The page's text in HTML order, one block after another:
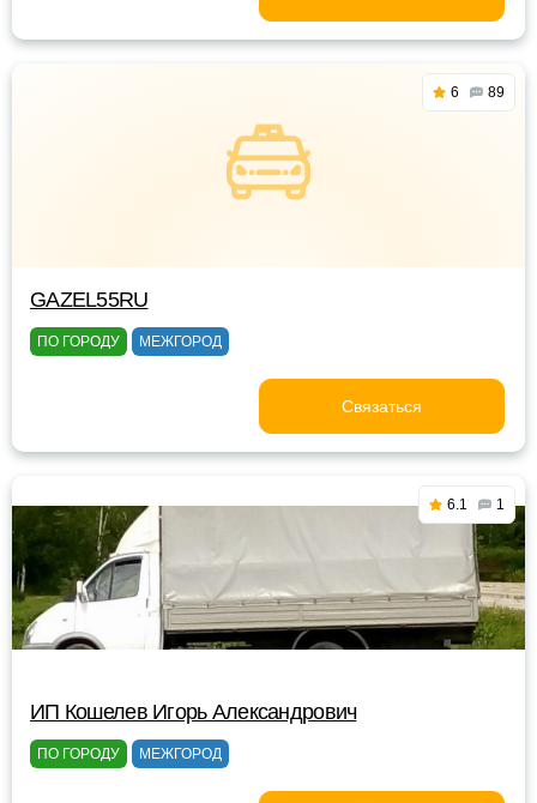
6 89
GAZEL55RU
ПО ГОРОДУ МЕЖГОРОД
Связаться
6.1 1
ИП Кошелев Игорь Александрович
ПО ГОРОДУ МЕЖГОРОД